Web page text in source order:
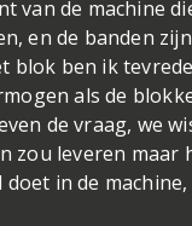
van de machine
en de banden
blok ben ik
als de
de vraag, we
zou leveren maar
in de